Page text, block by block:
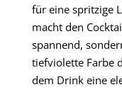
für eine spritzige
macht den
spannend,
tiefviolette Farbe
dem Drink eine